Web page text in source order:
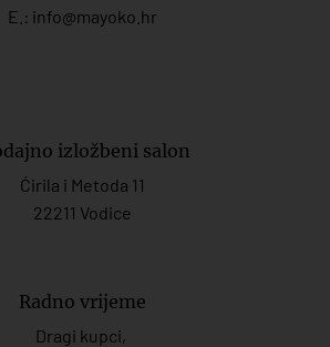
E.: info@mayoko. hr
izložbeni salon
Ćirila i Metoda 11
22211 Vodice
Radno vrijeme
Dragi kupci,